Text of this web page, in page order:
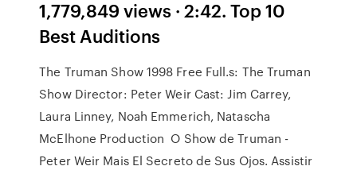
1,779,849 views · 2:42. Top 10
Best Auditions
The Truman Show 1998 Free Full.s: The Truman
Show Director: Peter Weir Cast: Jim Carrey,
Laura Linney, Noah Emmerich, Natascha
McElhone Production O Show de Truman -
Peter Weir Mais El Secreto de Sus Ojos. Assistir